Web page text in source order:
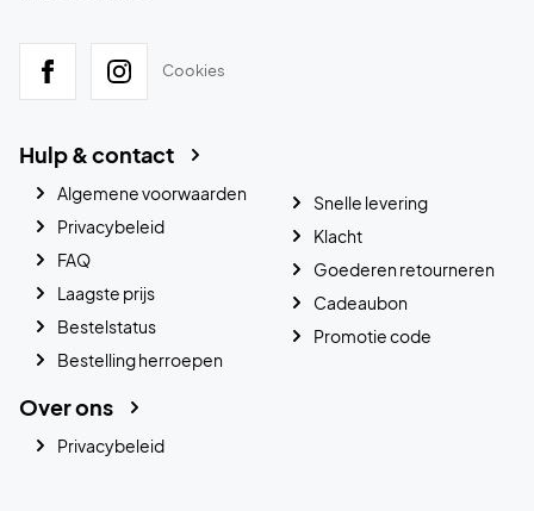
Cookies
Hulp & contact
Algemene voorwaarden
Privacybeleid
FAQ
Laagste prijs
Bestelstatus
Bestelling herroepen
Snelle levering
Klacht
Goederen retourneren
Cadeaubon
Promotie code
Over ons
Privacybeleid